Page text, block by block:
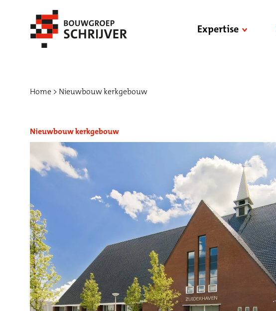
Expertise
Home Nieuwbouw kerkgebouw
Nieuwbouw kerkgebouw